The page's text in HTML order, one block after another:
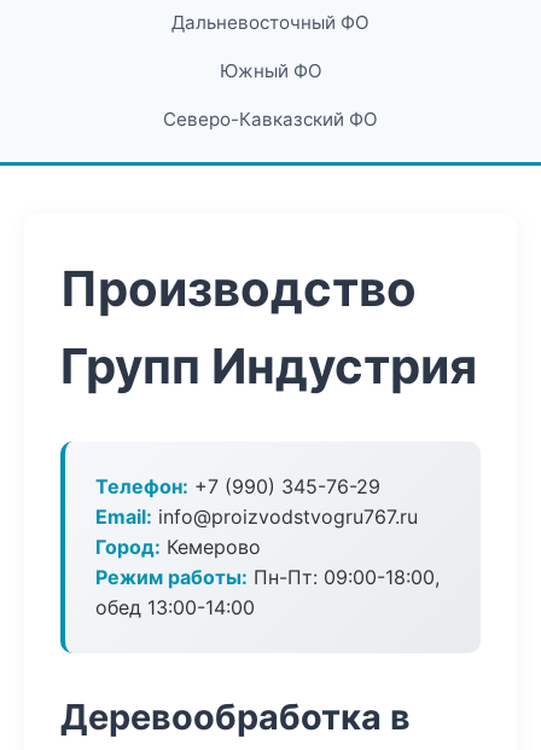
Дальневосточный ФО
Южный ФО
Северо-Кавказский ФО
Производство
Групп Индустрия
Телефон: +7 (990) 345-76-29
Email: info@proizvodstvogru767.ru
Город: Кемерово
Режим работы: Пн-Пт: 09:00-18:00,
обед 13:00-14:00
Деревообработка в